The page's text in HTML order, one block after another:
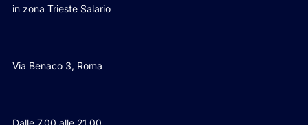
in zona Trieste Salario
Via Benaco 3, Roma
Dalle 7.00 alle 21.00